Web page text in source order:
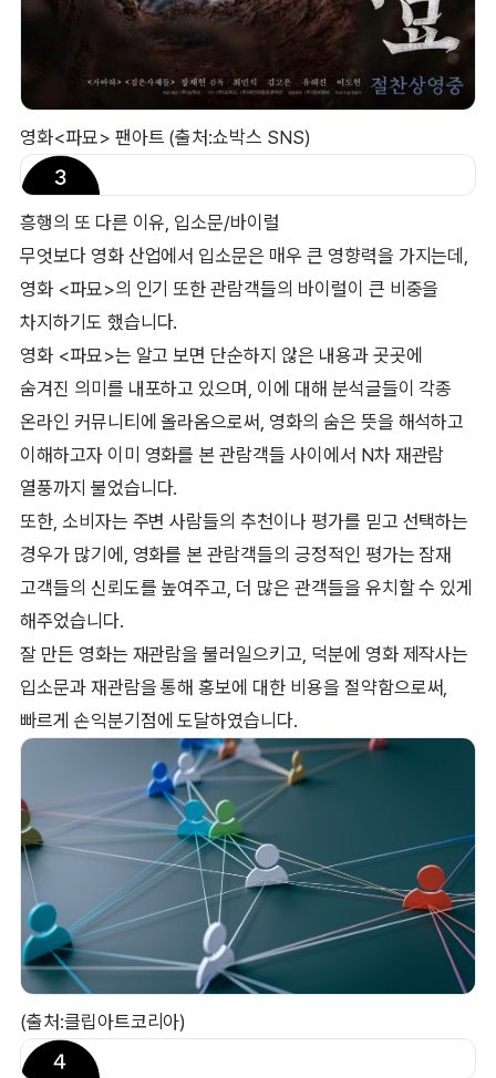
영화<파묘> 팬아트 (출처:쇼박스 SNS)
흥행의 또 다른 이유, 입소문/바이럴
무엇보다 영화 산업에서 입소문은 매우 큰 영향력을 가지는데,
영화 <파묘>의 인기 또한 관람객들의 바이럴이 큰 비중을
차지하기도 했습니다.
영화 <파묘>는 알고 보면 단순하지 않은 내용과 곳곳에
숨겨진 의미를 내포하고 있으며, 이에 대해 분석글들이 각종
온라인 커뮤니티에 올라옴으로써, 영화의 숨은 뜻을 해석하고
이해하고자 이미 영화를 본 관람객들 사이에서 N차 재관람
열풍까지 불었습니다.
또한, 소비자는 주변 사람들의 추천이나 평가를 믿고 선택하는
경우가 많기에, 영화를 본 관람객들의 긍정적인 평가는 잠재
고객들의 신뢰도를 높여주고, 더 많은 관객들을 유치할 수 있게
해주었습니다.
잘 만든 영화는 재관람을 불러일으키고, 덕분에 영화 제작사는
입소문과 재관람을 통해 홍보에 대한 비용을 절약함으로써,
빠르게 손익분기점에 도달하였습니다.
(출처:클립아트코리아)